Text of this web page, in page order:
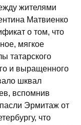
жителями
Матвиенко
о том, что
мягкое
татарского
и выращенного
шквал
вспомнив
Эрмитаж от
что